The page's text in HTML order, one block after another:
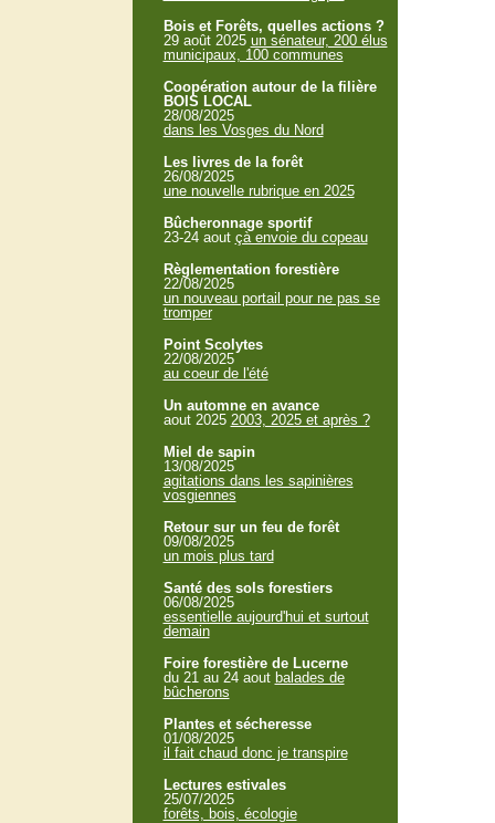
Bois et Forêts, quelles actions ?
29 août 2025 un sénateur, 200 élus
municipaux, 100 communes
Coopération autour de la filière
BOIS LOCAL
28/08/2025
dans les Vosges du Nord
Les livres de la forêt
26/08/2025
une nouvelle rubrique en 2025
Bûcheronnage sportif
23-24 aout çà envoie du copeau
Règlementation forestière
22/08/2025
un nouveau portail pour ne pas se
tromper
Point Scolytes
22/08/2025
au coeur de l'été
Un automne en avance
aout 2025 2003, 2025 et après ?
Miel de sapin
13/08/2025
agitations dans les sapinières
vosgiennes
Retour sur un feu de forêt
09/08/2025
un mois plus tard
Santé des sols forestiers
06/08/2025
essentielle aujourd'hui et surtout
demain
Foire forestière de Lucerne
du 21 au 24 aout balades de
bûcherons
Plantes et sécheresse
01/08/2025
il fait chaud donc je transpire
Lectures estivales
25/07/2025
forêts, bois, écologie